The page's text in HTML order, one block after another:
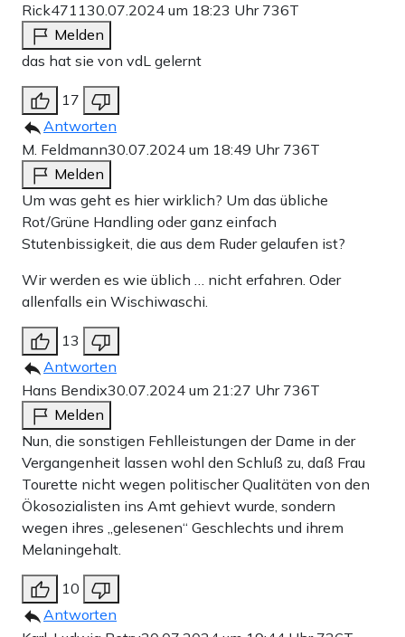
Rick471130.07.2024 um 18:23 Uhr 736T
Melden
das hat sie von vdL gelernt
17
Antworten
M. Feldmann30.07.2024 um 18:49 Uhr 736T
Melden
Um was geht es hier wirklich? Um das übliche
Rot/Grüne Handling oder ganz einfach
Stutenbissigkeit, die aus dem Ruder gelaufen ist?
Wir werden es wie üblich … nicht erfahren. Oder
allenfalls ein Wischiwaschi.
13
Antworten
Hans Bendix30.07.2024 um 21:27 Uhr 736T
Melden
Nun, die sonstigen Fehlleistungen der Dame in der
Vergangenheit lassen wohl den Schluß zu, daß Frau
Tourette nicht wegen politischer Qualitäten von den
Ökosozialisten ins Amt gehievt wurde, sondern
wegen ihres „gelesenen“ Geschlechts und ihrem
Melaningehalt.
10
Antworten